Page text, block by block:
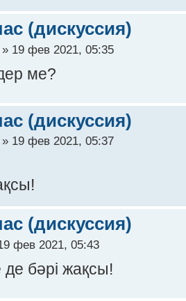
(дискуссия)
» 19 фев 2021, 05:35
ме?
(дискуссия)
» 19 фев 2021, 05:37
(дискуссия)
фев 2021, 05:43
бәрі жақсы!